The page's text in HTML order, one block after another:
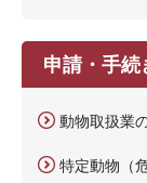
申請・手
動物取扱業
特定動物（